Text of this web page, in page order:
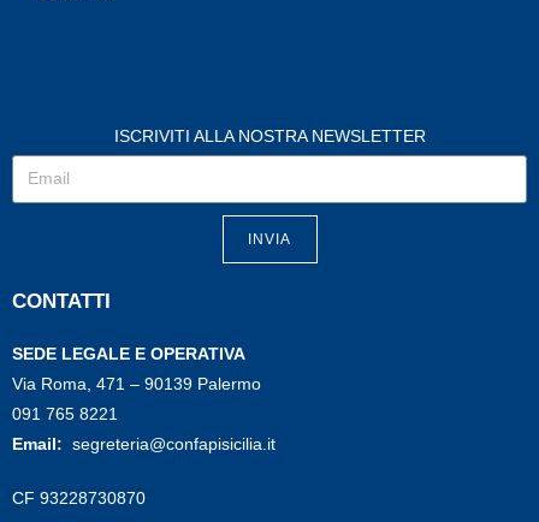
ISCRIVITI ALLA NOSTRA NEWSLETTER
INVIA
CONTATTI
SEDE LEGALE E OPERATIVA
Via Roma, 471 – 90139 Palermo
091 765 8221
Email: segreteria@confapisicilia.it
CF 93228730870